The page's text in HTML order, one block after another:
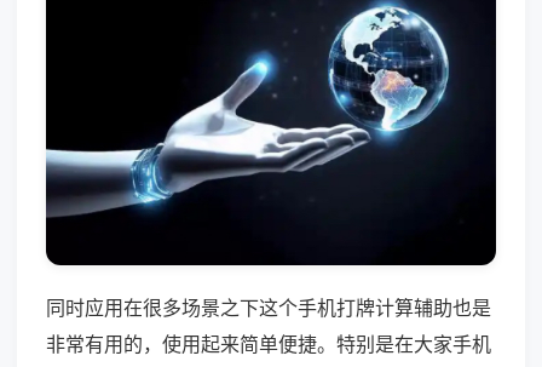
同时应用在很多场景之下这个手机打牌计算辅助也是
非常有用的，使用起来简单便捷。特别是在大家手机